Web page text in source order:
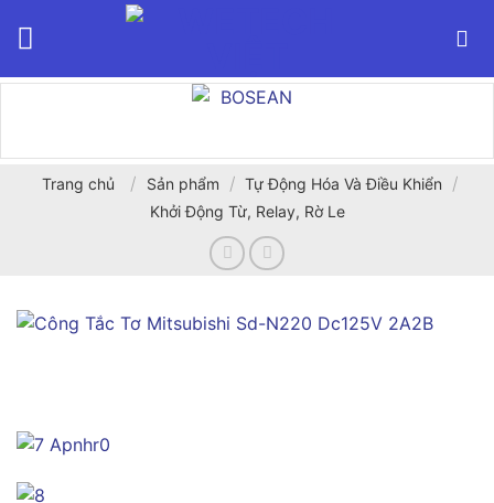
Trang chủ / Sản phẩm / Tự Động Hóa Và Điều Khiển /
Khởi Động Từ, Relay, Rờ Le